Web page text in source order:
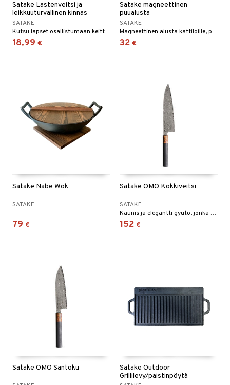
Satake Lastenveitsi ja
leikkuuturvallinen kinnas
SATAKE
Kutsu lapset osallistumaan keittiöaskareisiin Sataken lapsiveitsen ja leikkuuturvallisen kintaan kera.
18,99 €
Satake magneettinen
puualusta
SATAKE
Magneettinen alusta kattiloille, padoille ja paistinpannuille.
32 €
Satake Nabe Wok
SATAKE
79 €
Satake OMO Kokkiveitsi
SATAKE
Kaunis ja elegantti gyuto, jonka terän pituus on 21 cm. Pehmeästi kiillotettu damaskiterä on vahva ja ohut, mikä antaa erittäin ylellisen tunteen käytössä.
152 €
Satake OMO Santoku
Satake Outdoor
Grillilevy/paistinpöytä